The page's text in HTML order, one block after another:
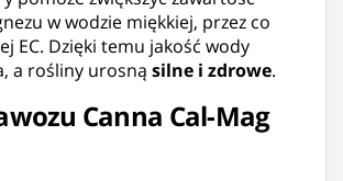
w wodzie miękkiej, przez co
EC. Dzięki temu jakość wody
a rośliny urosną silne i zdrowe.
Canna Cal-Mag